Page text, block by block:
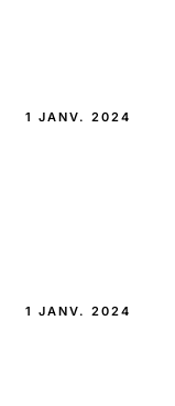
1 JANV. 2024
1 JANV. 2024